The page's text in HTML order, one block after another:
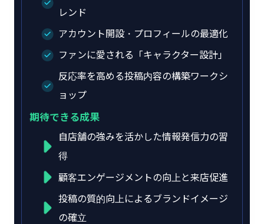
レンド
アカウント開設・プロフィールの最適化
ファンに愛される「キャラクター設計」
反応率を高める投稿内容の構築ワークシ
ョップ
期待できる成果
自店舗の強みを活かした情報発信力の習
得
顧客エンゲージメントの向上と来店促進
投稿の質的向上によるブランドイメージ
の確立